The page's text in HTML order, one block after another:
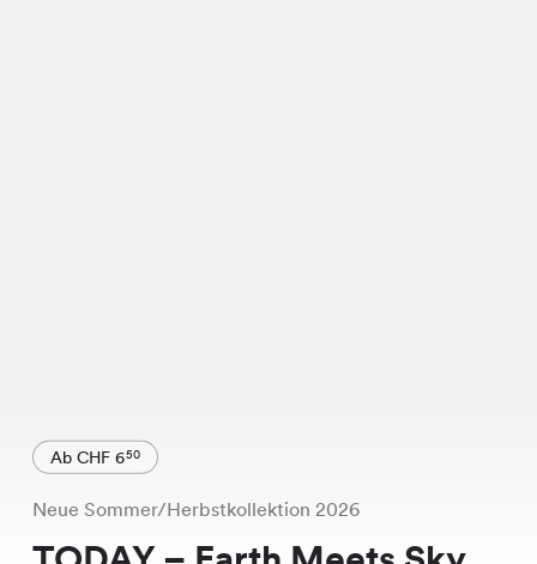
Ab CHF 650
Neue Sommer/Herbstkollektion 2026